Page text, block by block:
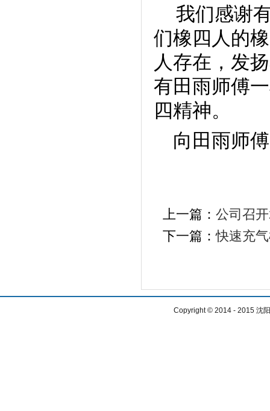
我们感谢
们橡四人的
人存在，发
有田雨师傅
四精神。
向田雨师
上一篇： 公司召
下一篇：快速充
Copyright © 2014 - 2015 沈